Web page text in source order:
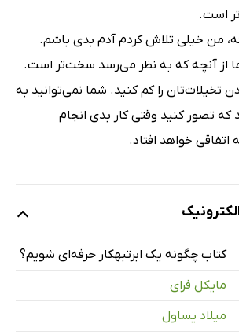
است.
من خیلی تلاش کردم آدم بدی باشم.
از آنچه که به نظر می‌رسد سخت‌تر است.
تخیلات‌تان را کم کنید. شما نمی‌توانید به
که تصور کنید وقتی کار بدی انجام
خواهد افتاد.
کتاب چگونه یک ابرتبهکار حرفه‌ای شویم؟
مایکل فرای
میلاد یساول